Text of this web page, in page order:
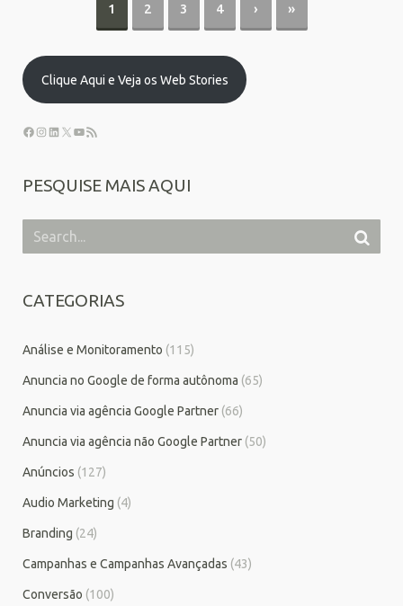
1 2 3 4 › »
Clique Aqui e Veja os Web Stories
PESQUISE MAIS AQUI
CATEGORIAS
Análise e Monitoramento (115)
Anuncia no Google de forma autônoma (65)
Anuncia via agência Google Partner (66)
Anuncia via agência não Google Partner (50)
Anúncios (127)
Audio Marketing (4)
Branding (24)
Campanhas e Campanhas Avançadas (43)
Conversão (100)